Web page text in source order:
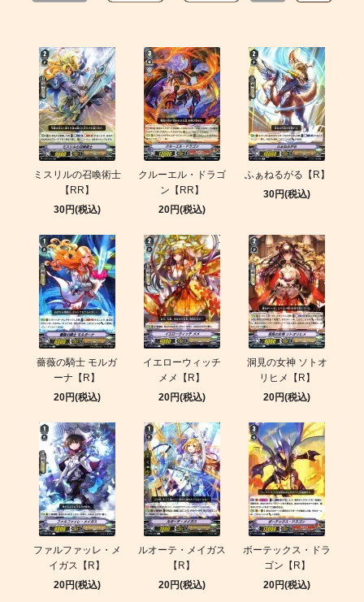
ミスリルの召喚術士
【RR】
30円(税込)
クルーエル・ドラゴ
ン【RR】
20円(税込)
ふぁねるがる【R】
30円(税込)
薔薇の騎士 モルガ
ーナ【R】
20円(税込)
イエローウィッチ
メメ【R】
20円(税込)
洞見の女神 ソトオ
リヒメ【R】
20円(税込)
ファルファッレ・メ
イガス【R】
20円(税込)
ルオーテ・メイガス
【R】
20円(税込)
ボーテックス・ドラ
ゴン【R】
20円(税込)